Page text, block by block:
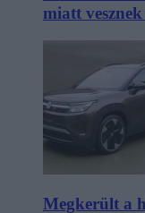
miatt
Megkerült a